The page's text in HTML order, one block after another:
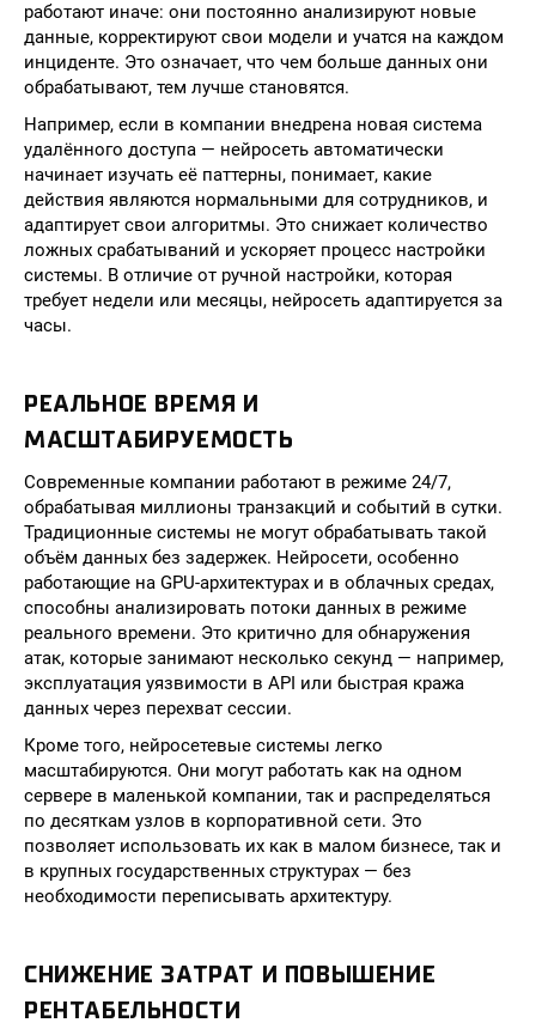
работают иначе: они постоянно анализируют новые
данные, корректируют свои модели и учатся на каждом
инциденте. Это означает, что чем больше данных они
обрабатывают, тем лучше становятся.
Например, если в компании внедрена новая система
удалённого доступа — нейросеть автоматически
начинает изучать её паттерны, понимает, какие
действия являются нормальными для сотрудников, и
адаптирует свои алгоритмы. Это снижает количество
ложных срабатываний и ускоряет процесс настройки
системы. В отличие от ручной настройки, которая
требует недели или месяцы, нейросеть адаптируется за
часы.
РЕАЛЬНОЕ ВРЕМЯ И
МАСШТАБИРУЕМОСТЬ
Современные компании работают в режиме 24/7,
обрабатывая миллионы транзакций и событий в сутки.
Традиционные системы не могут обрабатывать такой
объём данных без задержек. Нейросети, особенно
работающие на GPU-архитектурах и в облачных средах,
способны анализировать потоки данных в режиме
реального времени. Это критично для обнаружения
атак, которые занимают несколько секунд — например,
эксплуатация уязвимости в API или быстрая кража
данных через перехват сессии.
Кроме того, нейросетевые системы легко
масштабируются. Они могут работать как на одном
сервере в маленькой компании, так и распределяться
по десяткам узлов в корпоративной сети. Это
позволяет использовать их как в малом бизнесе, так и
в крупных государственных структурах — без
необходимости переписывать архитектуру.
СНИЖЕНИЕ ЗАТРАТ И ПОВЫШЕНИЕ
РЕНТАБЕЛЬНОСТИ